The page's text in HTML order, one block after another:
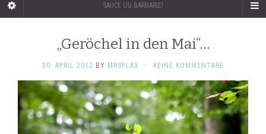
SAUCE OU BARBARIE!
„Geröchel in den Mai“…
30. APRIL 2012 BY MRSFLAX · KEINE KOMMENTARE